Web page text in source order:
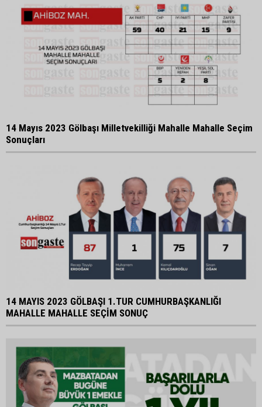
14 Mayıs 2023 Gölbaşı Milletvekilliği Mahalle Mahalle Seçim
Sonuçları
14 MAYIS 2023 GÖLBAŞI 1.TUR CUMHURBAŞKANLIĞI
MAHALLE MAHALLE SEÇİM SONUÇ